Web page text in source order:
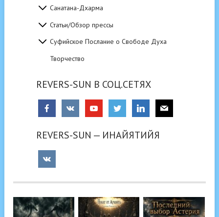
Санатана-Дхарма
Статьи/Обзор прессы
Суфийское Послание о Свободе Духа
Творчество
REVERS-SUN В СОЦ.СЕТЯХ
REVERS-SUN — ИНАЙЯТИЙЯ